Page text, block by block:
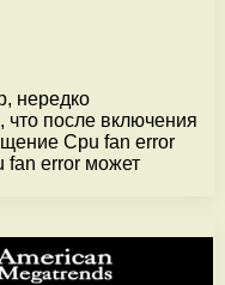
нередко
что после включения
Cpu fan error
fan error может